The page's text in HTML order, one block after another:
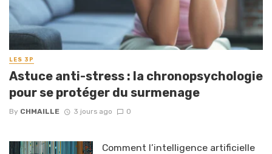
LES 3P
Astuce anti-stress : la chronopsychologie
pour se protéger du surmenage
By CHMAILLE 3 jours ago 0
Comment l’intelligence artificielle